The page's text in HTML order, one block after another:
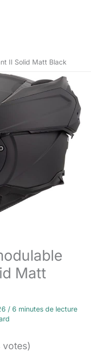
II Solid Matt Black
Matt
/ 6 minutes de lecture